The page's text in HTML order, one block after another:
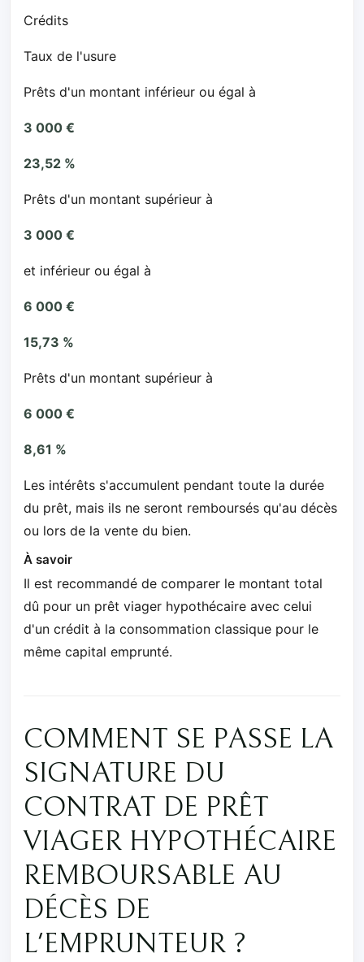
Crédits
Taux de l'usure
Prêts d'un montant inférieur ou égal à
3 000 €
23,52 %
Prêts d'un montant supérieur à
3 000 €
et inférieur ou égal à
6 000 €
15,73 %
Prêts d'un montant supérieur à
6 000 €
8,61 %
Les intérêts s'accumulent pendant toute la durée
du prêt, mais ils ne seront remboursés qu'au décès
ou lors de la vente du bien.
À savoir
Il est recommandé de comparer le montant total
dû pour un prêt viager hypothécaire avec celui
d'un crédit à la consommation classique pour le
même capital emprunté.
COMMENT SE PASSE LA
SIGNATURE DU
CONTRAT DE PRÊT
VIAGER HYPOTHÉCAIRE
REMBOURSABLE AU
DÉCÈS DE
L'EMPRUNTEUR ?